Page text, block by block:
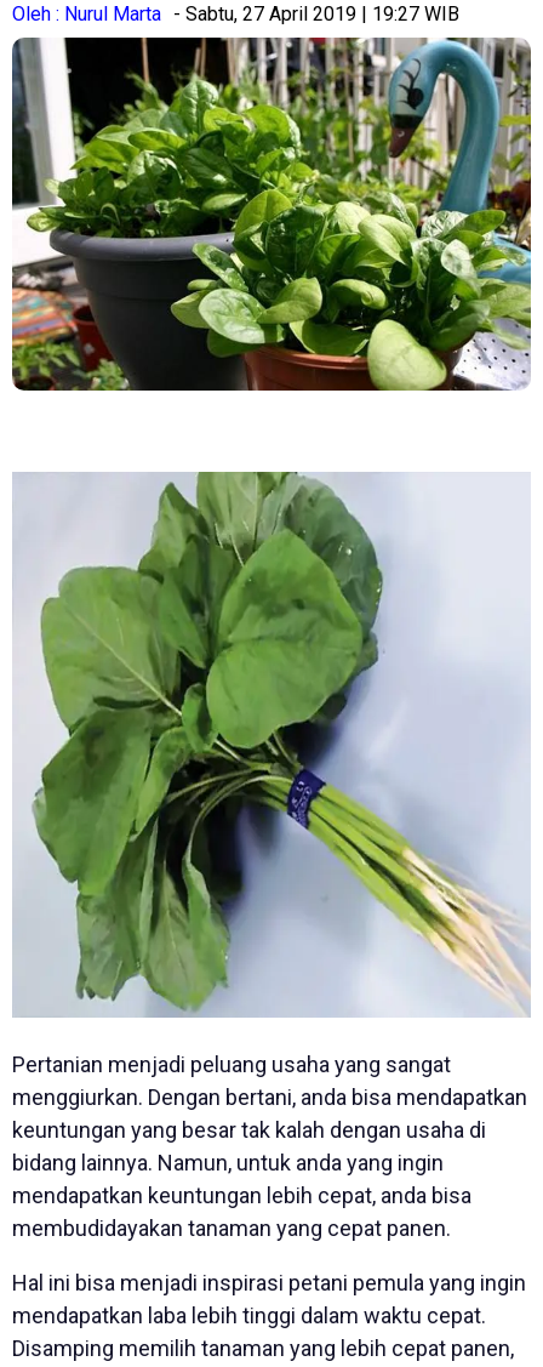
Oleh : Nurul Marta - Sabtu, 27 April 2019 | 19:27 WIB
Pertanian menjadi peluang usaha yang sangat
menggiurkan. Dengan bertani, anda bisa mendapatkan
keuntungan yang besar tak kalah dengan usaha di
bidang lainnya. Namun, untuk anda yang ingin
mendapatkan keuntungan lebih cepat, anda bisa
membudidayakan tanaman yang cepat panen.
Hal ini bisa menjadi inspirasi petani pemula yang ingin
mendapatkan laba lebih tinggi dalam waktu cepat.
Disamping memilih tanaman yang lebih cepat panen,